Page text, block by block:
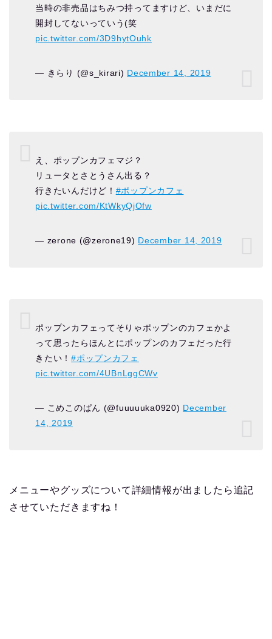
当時の非売品はちみつ持ってますけど、いまだに
開封してないっていう(笑
pic.twitter.com/3D9hytOuhk
— きらり (@s_kirari) December 14, 2019
え、ポップンカフェマジ？
リュータとさとうさん出る？
行きたいんだけど！ #ポップンカフェ
pic.twitter.com/KtWkyQjOfw
— zerone (@zerone19) December 14, 2019
ポップンカフェってそりゃポップンのカフェかよ
って思ったらほんとにポップンのカフェだった行
きたい！#ポップンカフェ
pic.twitter.com/4UBnLggCWv
— こめこのぱん (@fuuuuuka0920) December
14, 2019
メニューやグッズについて詳細情報が出ましたら追記
させていただきますね！